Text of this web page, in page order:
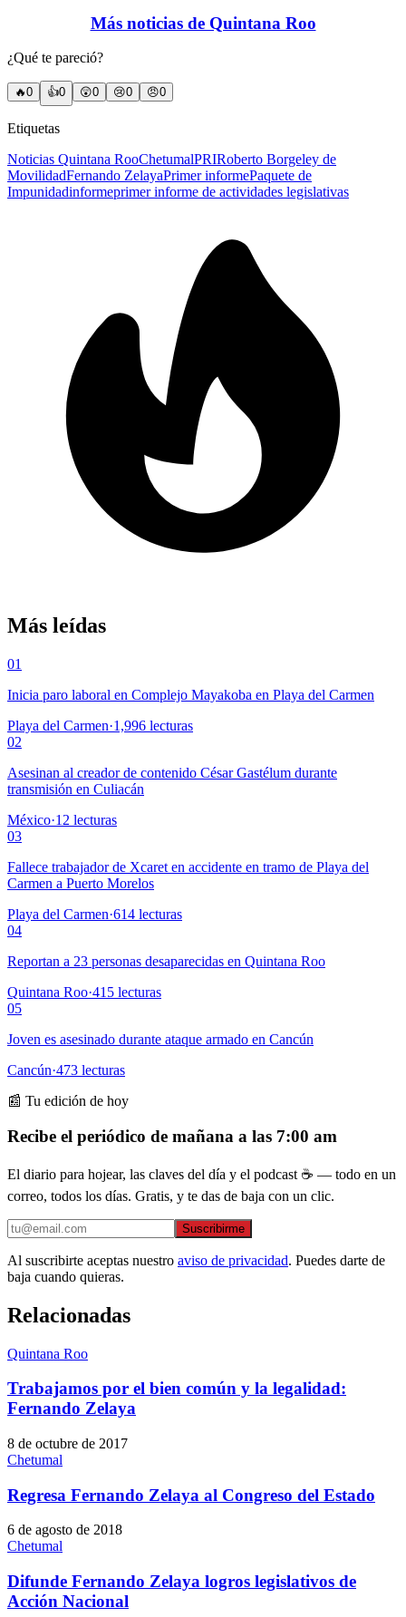
Más noticias de Quintana Roo
¿Qué te pareció?
🔥0 👍0 😲0 😢0 😠0
Etiquetas
Noticias Quintana RooChetumalPRIRoberto Borgeley de
MovilidadFernando ZelayaPrimer informePaquete de
Impunidadinformeprimer informe de actividades legislativas
Más leídas
01
Inicia paro laboral en Complejo Mayakoba en Playa del Carmen
Playa del Carmen·1,996 lecturas
02
Asesinan al creador de contenido César Gastélum durante
transmisión en Culiacán
México·12 lecturas
03
Fallece trabajador de Xcaret en accidente en tramo de Playa del
Carmen a Puerto Morelos
Playa del Carmen·614 lecturas
04
Reportan a 23 personas desaparecidas en Quintana Roo
Quintana Roo·415 lecturas
05
Joven es asesinado durante ataque armado en Cancún
Cancún·473 lecturas
📰 Tu edición de hoy
Recibe el periódico de mañana a las 7:00 am
El diario para hojear, las claves del día y el podcast ☕ — todo en un
correo, todos los días. Gratis, y te das de baja con un clic.
Suscribirme
Al suscribirte aceptas nuestro aviso de privacidad. Puedes darte de
baja cuando quieras.
Relacionadas
Quintana Roo
Trabajamos por el bien común y la legalidad:
Fernando Zelaya
8 de octubre de 2017
Chetumal
Regresa Fernando Zelaya al Congreso del Estado
6 de agosto de 2018
Chetumal
Difunde Fernando Zelaya logros legislativos de
Acción Nacional